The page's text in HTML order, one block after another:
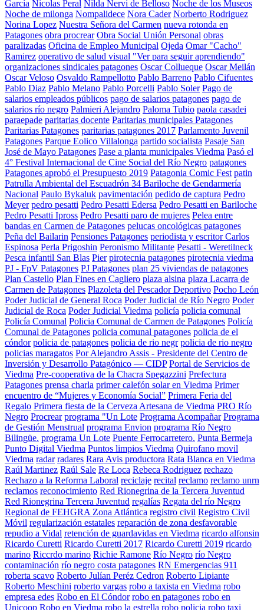
García Nicolas Peral Nilda Nervi de Belloso Noche de los Museos
Noche de milonga Nompalidece Nora Cader Norberto Rodriguez
Norina Lopez Nuestra Señora del Carmen nueva rotonda en
Patagones obra procrear Obra Social Unión Personal obras
paralizadas Oficina de Empleo Municipal Ojeda Omar "Cacho"
Ramirez operativo de salud visual "Ver para seguir aprendiendo"
organizaciones sindicales patagones Oscar Collueque Oscar Meilán
Oscar Veloso Osvaldo Rampellotto Pablo Barreno Pablo Cifuentes
Pablo Diaz Pablo Melano Pablo Porcelli Pablo Soler Pago de
salarios empleados públicos pago de salarios patagones pago de
salarios río negro Palmieri Alejandro Paloma Tubio paola casadei
paraepade paritarias docente Paritarias municipales Patagones
Paritarias Patagones paritarias patagones 2017 Parlamento Juvenil
Patagones Parque Eolico Villalonga partido socialista Pasaje San
José de Mayo Patagones Pase a planta municipales Viedma Pasó el
4° Festival Internacional de Cine Social del Río Negro patagones
Patagones aprobó el Presupuesto 2019 Patagonia Comic Fest patin
Patrulla Ambiental del Escuadrón 34 Bariloche de Gendarmería
Nacional Paulo Bykaluk pavimentación pedido de captura Pedro
Meyer pedro pesatti Pedro Pesatti Edersa Pedro Pesatti en Bariloche
Pedro Pesatti Ipross Pedro Pesatti paro de mujeres Pelea entre
bandas en Carmen de Patagones pelucas oncológicas patagones
Peña del Bailarin Pensiones Patagones periodista y escritor Carlos
Espinosa Perla Prigoshin Peronismo Militante Pesatti - Weretilneck
Pesca infantil San Blas Pier pirotecnia patagones pirotecnia viedma
PJ - FpV Patagones PJ Patagones plan 25 viviendas de patagones
Plan Castello Plan Fines en Cagliero plaza alsina plaza Lacarra de
Carmen de Patagones Plazoleta del Pescador Deportivo Pocho León
Poder Judicial de General Roca Poder Judicial de Río Negro Poder
Judicial de Roca Poder Judicial Viedma policía policia comunal
Policía Comunal Policia Comunal de Carmen de Patagones Policía
Comunal de Patagones policia comunal patagones policia de el
cóndor policia de patagones policia de rio negr policia de rio negro
policias maragatos Por Alejandro Assis - Presidente del Centro de
Inversión y Desarrollo Patagónico — CIDP Portal de Servicios de
Viedma Pre-cooperativa de la Chacra Spegazzini Prefectura
Patagones prensa charla primer calefón solar en Viedma Primer
encuentro de “Mujeres y Economía Social” Primera Feria del
Regalo Primera fiesta de la Cerveza Artesana de Viedma PRO Río
Negro Procrear programa "Un Lote Programa Acompañar Programa
de Gestión Menstrual programa Envion programa Río Negro
Bilingüe. programa Un Lote Puente Ferrocarretero. Punta Bermeja
Punto Digital Viedma Puntos limpios Viedma Quirofano movil
Viedma radar radares Rara Avis productora Rata Blanca en Viedma
Raúl Martinez Raúl Sale Re Loca Rebeca Rodriguez rechazo
Rechazo a la Reforma Laboral reciclaje recital reclamo reclamo unrn
reclamos reconocimiento Red Rionegrina de la Tercera Juventud
Red Rionegrina Tercera Juventud regalías Regata del río Negro
Regional de FEHGRA Zona Atlántica registro civil Registro Civil
Móvil regularización estatales reparación de zona desfavorable
repudio a Vidal retención de guardavidas en Viedma ricardo alfonsin
Ricardo Curetti Ricardo Curetti 2017 Ricardo Curetti 2019 ricardo
marino Riccrdo marino Richie Ramone Río Negro río Negro
contaminación río negro costa patagones RN Emergencias 911
roberta scavo Roberto Julían Peréz Cedron Roberto Lipiante
Roberto Meschini roberto vargas robo a taxista en Viedma robo
empresa edes Robo en El Cóndor robo en patagones robo en
Unicoop Robo en Viedma robo la estrella robo policia robo taxi